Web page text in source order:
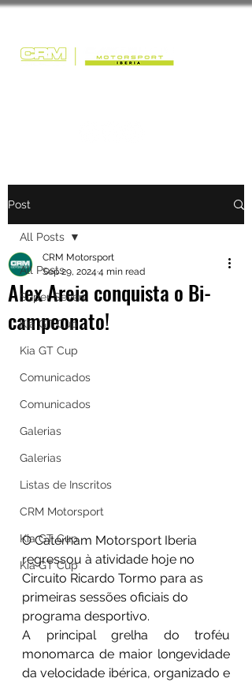
Post
All Posts
Super Seven
Kia GT Cup
Kia GT Cup
Comunicados
Comunicados
Galerias
Galerias
Listas de Inscritos
CRM Motorsport
Kia GT Cup
Kia GT Cup
All Posts
Alex Areia conquista o Bi-
campeonato!
CRM Motorsport
Sep 29, 2024 4 min read
O Caterham Motorsport Iberia
regressou à atividade hoje no
Circuito Ricardo Tormo para as
primeiras sessões oficiais do
programa desportivo.
A principal grelha do troféu
monomarca de maior longevidade
da velocidade ibérica, organizado e